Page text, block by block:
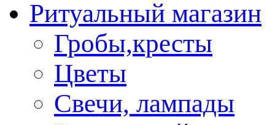
Ритуальный магазин
Гробы,кресты
Цветы
Свечи, лампады